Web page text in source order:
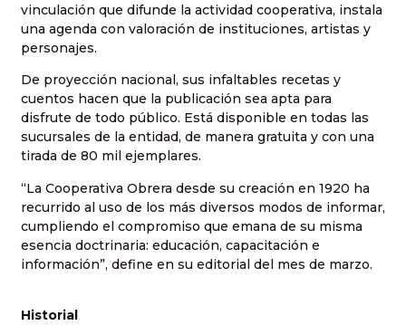
vinculación que difunde la actividad cooperativa, instala
una agenda con valoración de instituciones, artistas y
personajes.
De proyección nacional, sus infaltables recetas y
cuentos hacen que la publicación sea apta para
disfrute de todo público. Está disponible en todas las
sucursales de la entidad, de manera gratuita y con una
tirada de 80 mil ejemplares.
“La Cooperativa Obrera desde su creación en 1920 ha
recurrido al uso de los más diversos modos de informar,
cumpliendo el compromiso que emana de su misma
esencia doctrinaria: educación, capacitación e
información”, define en su editorial del mes de marzo.
Historial